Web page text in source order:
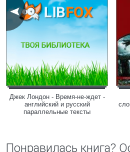
Джек Лондон - Время-не-ждет -
английский и русский
параллельные тексты
Понравилась книга?